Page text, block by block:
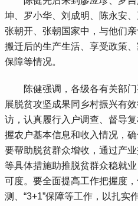
坤、罗小华、刘成明、陈永安
张朝开、张朝国家中，与他们
搬迁后的生产生活、享受政策
保障等情况。
陈健强调，各级各有关部门
展脱贫攻坚成果同乡村振兴有
访，认真履行入户调查、督导
握农户基本信息和收入情况，
要帮助脱贫群众增收，通过产
等具体措施助推脱贫群众稳就
可度。要全面提高工作把握度
测、“3+1”保障等工作，以扎实